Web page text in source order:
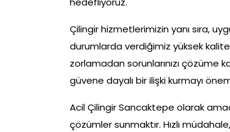
Çilingir hizmetlerimizin yanı sıra,
durumlarda verdiğimiz yüksek
zorlamadan sorunlarınızı çözüme
güvene dayalı bir ilişki kurmayı
Acil Çilingir Sancaktepe olarak
çözümler sunmaktır. Hızlı